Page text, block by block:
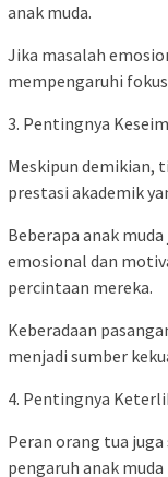
anak muda.
Jika masalah
mempengaruhi
3. Pentingnya
Meskipun demikian,
prestasi akademik
Beberapa anak
emosional dan
percintaan mereka.
Keberadaan
menjadi sumber
4. Pentingnya
Peran orang tua
pengaruh anak